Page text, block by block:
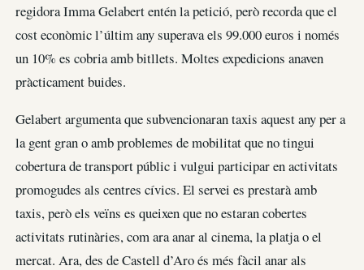
regidora Imma Gelabert entén la petició, però recorda que el
cost econòmic l’últim any superava els 99.000 euros i només
un 10% es cobria amb bitllets. Moltes expedicions anaven
pràcticament buides.
Gelabert argumenta que subvencionaran taxis aquest any per a
la gent gran o amb problemes de mobilitat que no tingui
cobertura de transport públic i vulgui participar en activitats
promogudes als centres cívics. El servei es prestarà amb
taxis, però els veïns es queixen que no estaran cobertes
activitats rutinàries, com ara anar al cinema, la platja o el
mercat. Ara, des de Castell d’Aro és més fàcil anar als